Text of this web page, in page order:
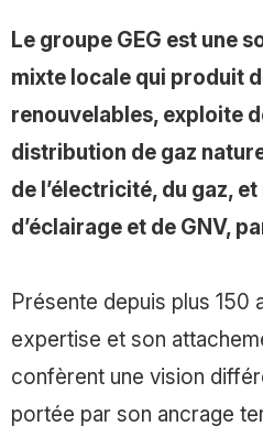
Le groupe GEG est une
mixte locale qui produit
renouvelables, exploite
distribution de gaz
de l’électricité, du gaz,
d’éclairage et de GNV,
Présente depuis plus 150
expertise et son
confèrent une vision
portée par son ancrage